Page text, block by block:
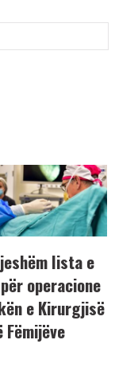
lista e
operacione
e Kirurgjisë
Fëmijëve